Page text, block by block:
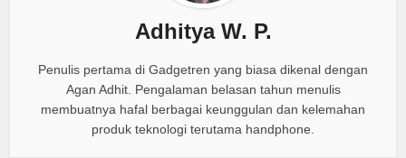
Adhitya W. P.
Penulis pertama di Gadgetren yang biasa dikenal dengan
Agan Adhit. Pengalaman belasan tahun menulis
membuatnya hafal berbagai keunggulan dan kelemahan
produk teknologi terutama handphone.